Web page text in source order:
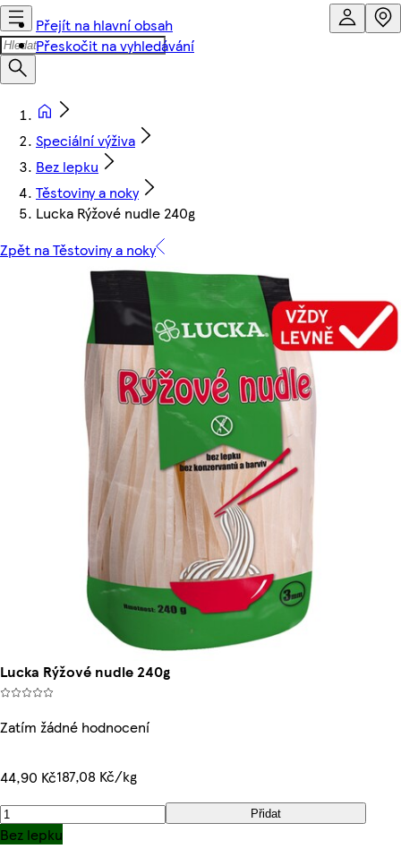
Přejít na hlavní obsah
Přeskočit na vyhledávání
Speciální výživa
Bez lepku
Těstoviny a noky
Lucka Rýžové nudle 240g
Zpět na Těstoviny a noky
Lucka Rýžové nudle 240g
Zatím žádné hodnocení
44,90 Kč187,08 Kč/kg
Přidat
Bez lepku